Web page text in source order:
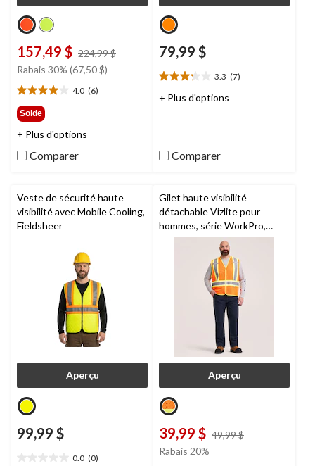
157,49 $ 224,99 $
Rabais 30% (67,50 $)
4.0 (6)
4.0
étoile(s)
sur
5.
6
évaluations
Solde
+ Plus d'options
Comparer
79,99 $
3.3 (7)
3.3
étoile(s)
évaluations
+ Plus d'options
Comparer
Veste de sécurité haute
visibilité avec Mobile Cooling,
Fieldsheer
Aperçu
99,99 $
0.0 (0)
Gilet haute visibilité
détachable Vizlite pour
hommes, série WorkPro,
Dakota
Aperçu
39,99 $ 49,99 $
Rabais 20%